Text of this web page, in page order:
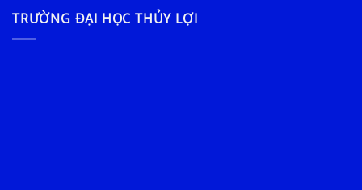
TRƯỜNG ĐẠI HỌC THỦY LỢI